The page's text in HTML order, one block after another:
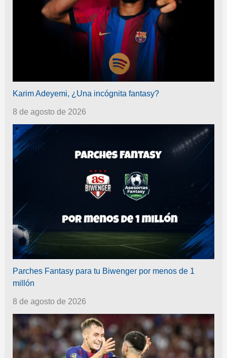
Karim Adeyemi, ¿Una incógnita fantasy?
8 de agosto de 2026
Parches Fantasy para tu Biwenger por menos de 1
millón
8 de agosto de 2026